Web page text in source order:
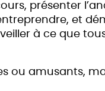
présenter
et
à ce que
ou amusants,